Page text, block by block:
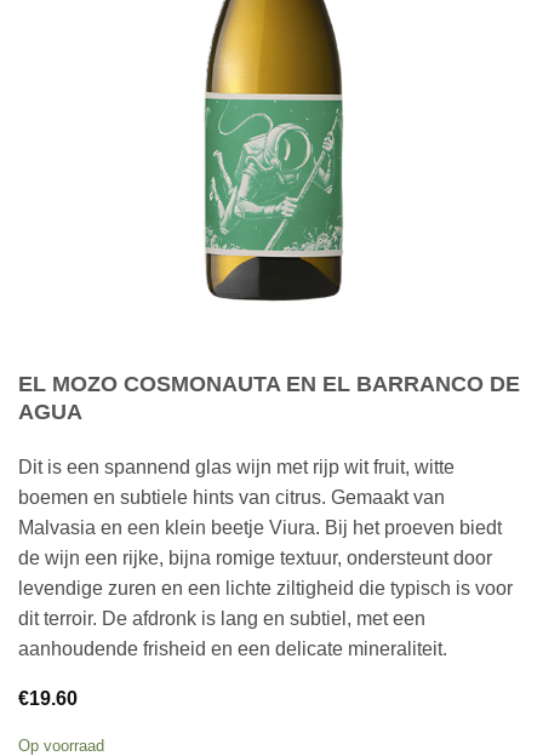
EL MOZO COSMONAUTA EN EL BARRANCO DE
AGUA
Dit is een spannend glas wijn met rijp wit fruit, witte
boemen en subtiele hints van citrus. Gemaakt van
Malvasia en een klein beetje Viura. Bij het proeven biedt
de wijn een rijke, bijna romige textuur, ondersteunt door
levendige zuren en een lichte ziltigheid die typisch is voor
dit terroir. De afdronk is lang en subtiel, met een
aanhoudende frisheid en een delicate mineraliteit.
€19.60
Op voorraad